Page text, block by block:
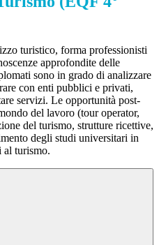
turistico, forma professionisti
approfondite delle
sono in grado di analizzare
con enti pubblici e privati,
servizi. Le opportunità post-
del lavoro (tour operator,
del turismo, strutture ricettive,
degli studi universitari in
al turismo.